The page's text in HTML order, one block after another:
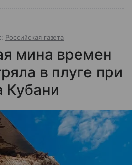
Российская газета
мина времен
в плуге при
Кубани